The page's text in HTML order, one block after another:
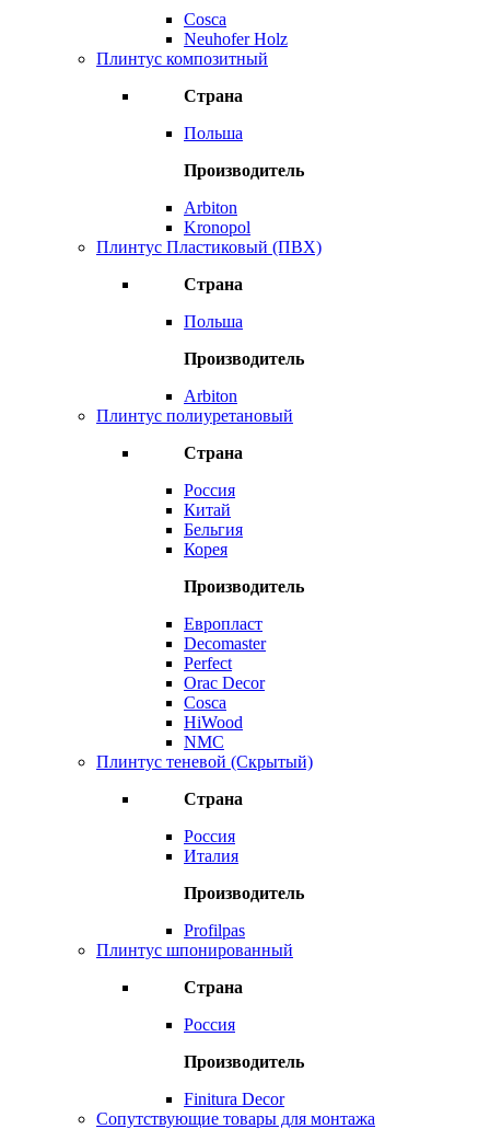
Cosca
Neuhofer Holz
Плинтус композитный
Страна
Польша
Производитель
Arbiton
Kronopol
Плинтус Пластиковый (ПВХ)
Страна
Польша
Производитель
Arbiton
Плинтус полиуретановый
Страна
Россия
Китай
Бельгия
Корея
Производитель
Европласт
Decomaster
Perfect
Orac Decor
Cosca
HiWood
NMC
Плинтус теневой (Скрытый)
Страна
Россия
Италия
Производитель
Profilpas
Плинтус шпонированный
Страна
Россия
Производитель
Finitura Decor
Сопутствующие товары для монтажа